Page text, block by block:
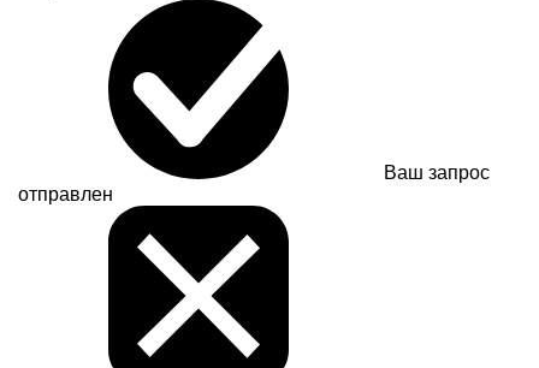
Ваш запрос
отправлен